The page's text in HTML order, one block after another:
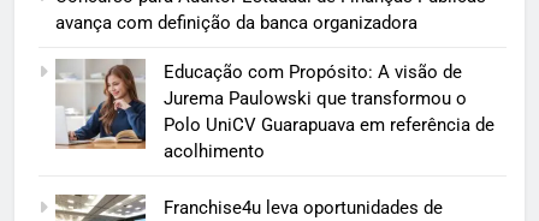
avança com definição da banca organizadora
Educação com Propósito: A visão de
Jurema Paulowski que transformou o
Polo UniCV Guarapuava em referência de
acolhimento
Franchise4u leva oportunidades de